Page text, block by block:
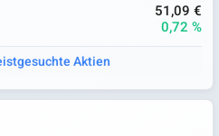
51,09 €
0,72 %
Aktien